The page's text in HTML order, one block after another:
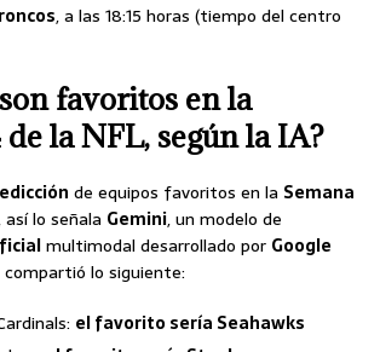
, a las 18:15 horas (tiempo del centro
favoritos en la
la NFL, según la IA?
de equipos favoritos en la Semana
así lo señala Gemini, un modelo de
multimodal desarrollado por Google
compartió lo siguiente:
el favorito sería Seahawks